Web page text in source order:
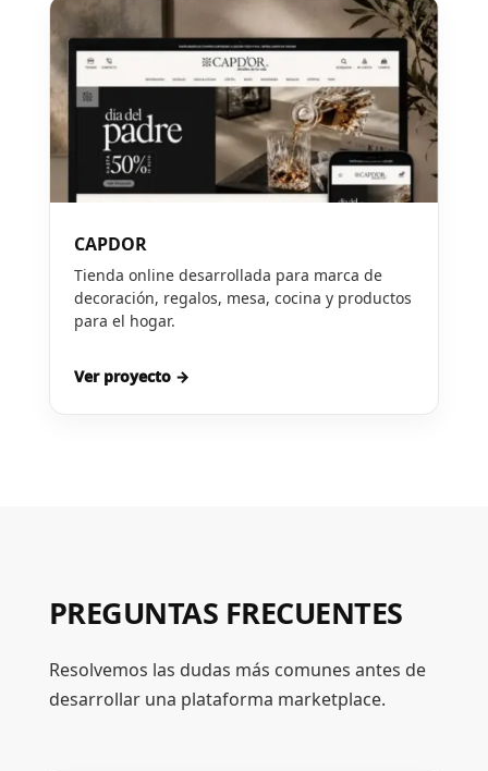
CAPDOR
Tienda online desarrollada para marca de
decoración, regalos, mesa, cocina y productos
para el hogar.
Ver proyecto →
PREGUNTAS FRECUENTES
Resolvemos las dudas más comunes antes de
desarrollar una plataforma marketplace.